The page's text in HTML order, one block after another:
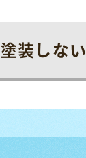
塗装しない